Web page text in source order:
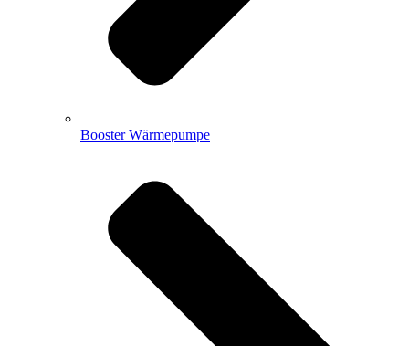
Booster Wärmepumpe